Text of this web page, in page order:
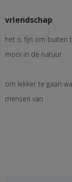
vriendschap
het is fijn om buiten
mooi in de natuur
om lekker te gaan
mensen van